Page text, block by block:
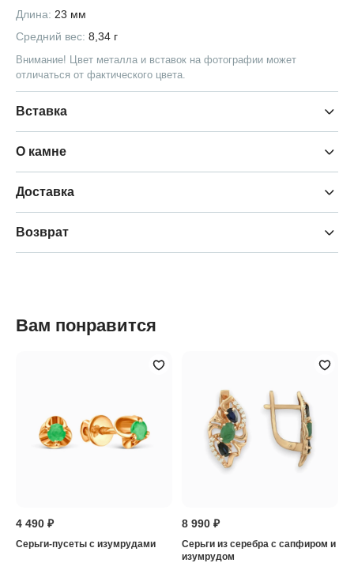
Длина: 23 мм
Средний вес: 8,34 г
Внимание! Цвет металла и вставок на фотографии может
отличаться от фактического цвета.
Вставка
О камне
Доставка
Возврат
Вам понравится
4 490 ₽
Серьги-пусеты с изумрудами
8 990 ₽
Серьги из серебра с сапфиром и
изумрудом